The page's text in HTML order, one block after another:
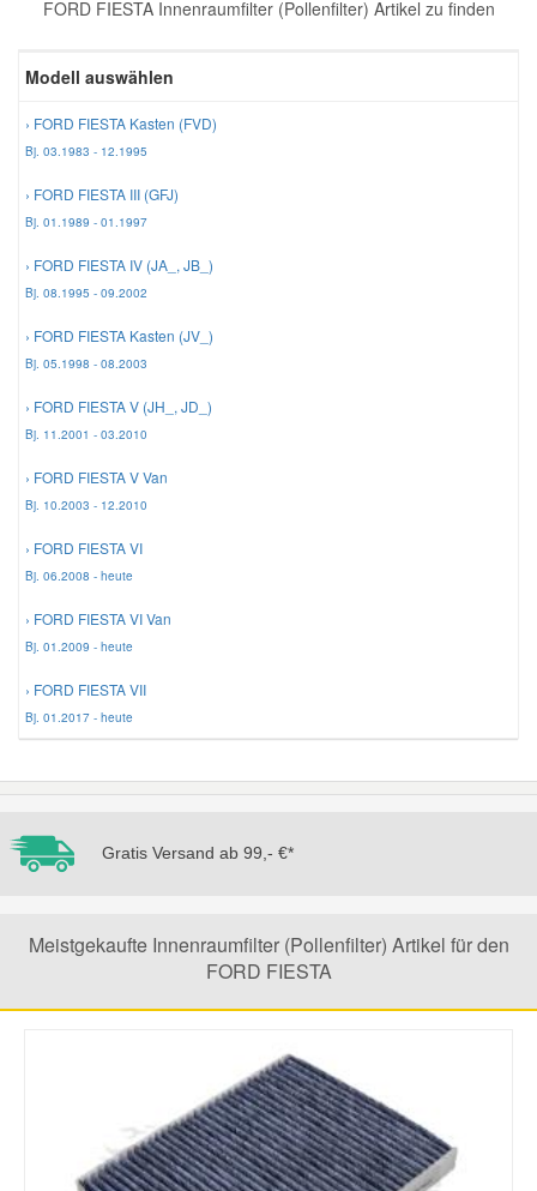
FORD FIESTA Innenraumfilter (Pollenfilter) Artikel zu finden
Modell auswählen
› FORD FIESTA Kasten (FVD)
Bj. 03.1983 - 12.1995
› FORD FIESTA III (GFJ)
Bj. 01.1989 - 01.1997
› FORD FIESTA IV (JA_, JB_)
Bj. 08.1995 - 09.2002
› FORD FIESTA Kasten (JV_)
Bj. 05.1998 - 08.2003
› FORD FIESTA V (JH_, JD_)
Bj. 11.2001 - 03.2010
› FORD FIESTA V Van
Bj. 10.2003 - 12.2010
› FORD FIESTA VI
Bj. 06.2008 - heute
› FORD FIESTA VI Van
Bj. 01.2009 - heute
› FORD FIESTA VII
Bj. 01.2017 - heute
Gratis Versand ab 99,- €*
Meistgekaufte Innenraumfilter (Pollenfilter) Artikel für den
FORD FIESTA
Zündanlage und Glühanlage
Mercedes Ersatzteile
Mini Ersatzteile
Mitsubishi Ersatzteile
Nissan Ersatzteile
Smart Ersatzteile